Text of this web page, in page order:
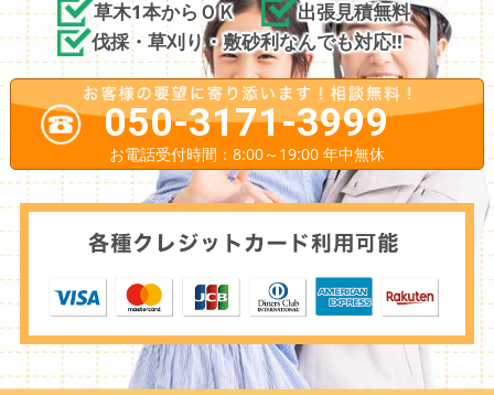
草木1本からＯＫ
出張見積無料
伐採・草刈り・敷砂利なんでも対応!!
050-3171-3999
お電話受付時間：8:00～19:00 年中無休